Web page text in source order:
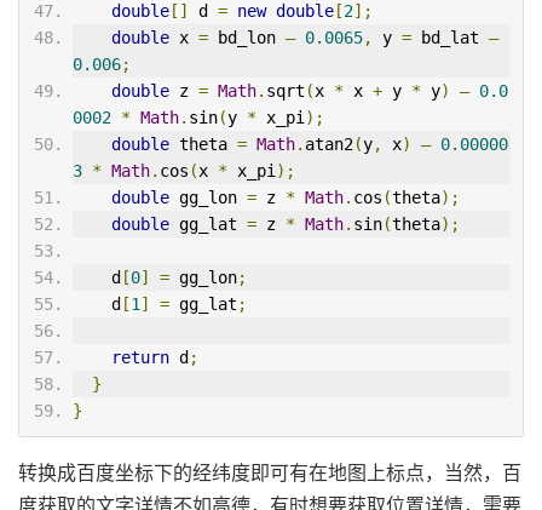
double [] d = new double [2];
double x = bd_lon – 0.0065, y = bd_lat –
0.006;
double z = Math. sqrt (x * x + y * y) – 0.0
0002 * Math. sin(y * x_pi );
double theta = Math. atan2(y, x) – 0.00000
3 * Math. cos (x * x_pi );
double gg_lon = z * Math. cos (theta);
double gg_lat = z * Math. sin(theta);
    d
[0] = gg_lon;
    d
[1 ] = gg_lat ;
return d ;
}
}
转换成百度坐标下的经纬度即可有在地图上标点，当然，百
度获取的文字详情不如高德，有时想要获取位置详情，需要